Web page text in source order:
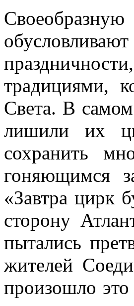
традициями,
Света. В
лишили их
сохранить
гоняющимся
«Завтра цирк
сторону
пытались
жителей
произошло это